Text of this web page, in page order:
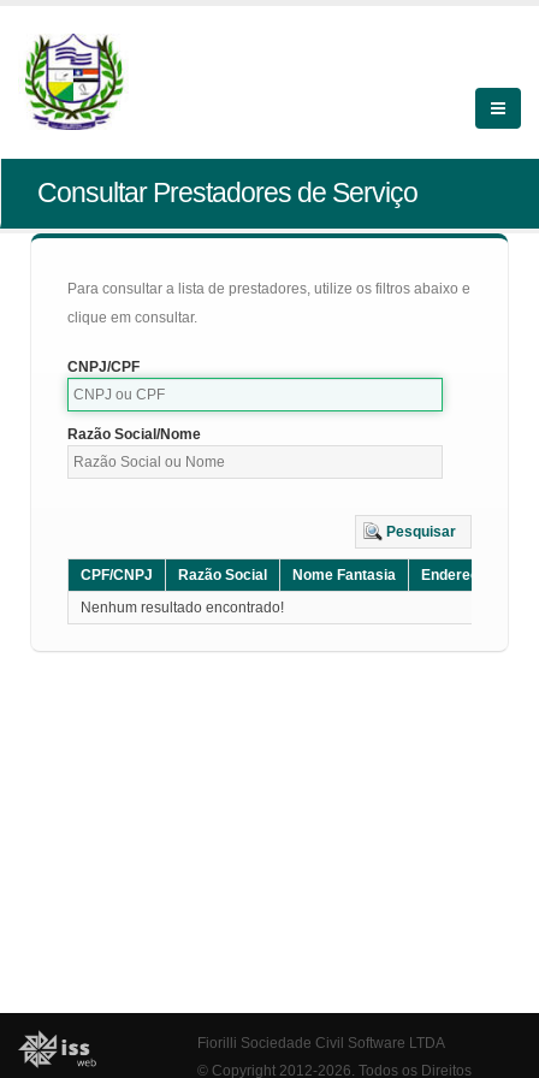
Consultar Prestadores de Serviço
Para consultar a lista de prestadores, utilize os filtros abaixo e
clique em consultar.
CNPJ/CPF
Razão Social/Nome
Pesquisar
CPF/CNPJ Razão Social Nome Fantasia Endereço
Nenhum resultado encontrado!
Fiorilli Sociedade Civil Software LTDA
© Copyright 2012-2026. Todos os Direitos